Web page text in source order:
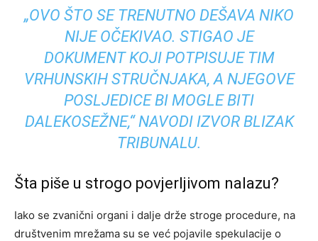
„OVO ŠTO SE TRENUTNO DEŠAVA NIKO
NIJE OČEKIVAO. STIGAO JE
DOKUMENT KOJI POTPISUJE TIM
VRHUNSKIH STRUČNJAKA, A NJEGOVE
POSLJEDICE BI MOGLE BITI
DALEKOSEŽNE,“ NAVODI IZVOR BLIZAK
TRIBUNALU.
Šta piše u strogo povjerljivom nalazu?
Iako se zvanični organi i dalje drže stroge procedure, na
društvenim mrežama su se već pojavile spekulacije o